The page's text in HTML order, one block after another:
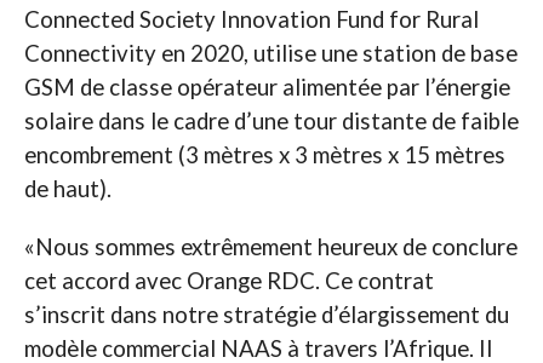
Connected Society Innovation Fund for Rural
Connectivity en 2020, utilise une station de base
GSM de classe opérateur alimentée par l’énergie
solaire dans le cadre d’une tour distante de faible
encombrement (3 mètres x 3 mètres x 15 mètres
de haut).
«Nous sommes extrêmement heureux de conclure
cet accord avec Orange RDC. Ce contrat
s’inscrit dans notre stratégie d’élargissement du
modèle commercial NAAS à travers l’Afrique. Il